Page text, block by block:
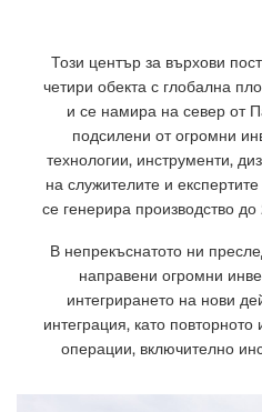
Този център за върхови
четири обекта с глобална
и се намира на север от
подсилени от огромни
технологии, инструменти,
на служителите и
се генерира производство
В непрекъснатото ни
направени огромни
интегрирането на нови
интеграция, като
операции, включително